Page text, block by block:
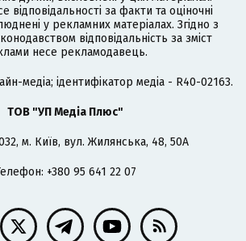
відповідальності за факти та оціночні
у рекламних матеріалах. Згідно з
відповідальність за зміст
несе рекламодавець.
медіа; ідентифікатор медіа - R40-02163.
ТОВ "УП Медіа Плюс"
м. Київ, вул. Жилянська, 48, 50А
+380 95 641 22 07